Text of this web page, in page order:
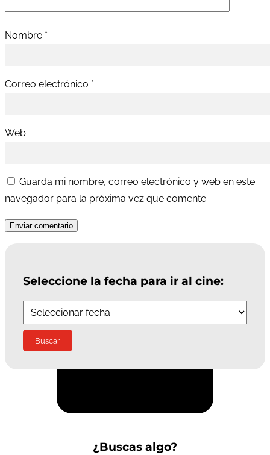
Nombre *
Correo electrónico *
Web
Guarda mi nombre, correo electrónico y web en este
navegador para la próxima vez que comente.
Enviar comentario
Seleccione la fecha para ir al cine:
¿Buscas algo?